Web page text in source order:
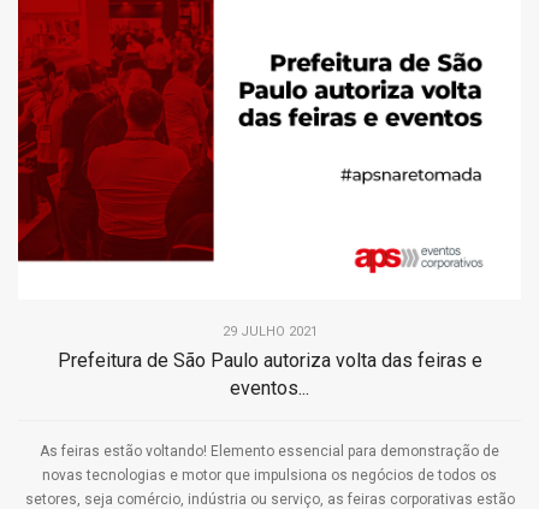
29 JULHO 2021
Prefeitura de São Paulo autoriza volta das feiras e
eventos...
As feiras estão voltando! Elemento essencial para demonstração de
novas tecnologias e motor que impulsiona os negócios de todos os
setores, seja comércio, indústria ou serviço, as feiras corporativas estão